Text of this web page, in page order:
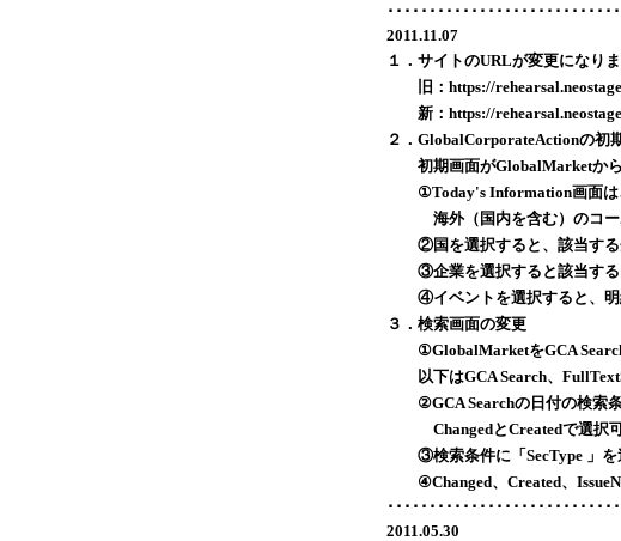
･･････････････････････････
2011.11.07
１．サイトのURLが変更になりま
旧：https://
新：https://
２．GlobalCorporateActionの初
初期画面がGlobalMarketから
①Today's Information画面は
海外（国内を含む）のコーポ
②国を選択すると、該当する
③企業を選択すると該当する
④イベントを選択すると、明
３．検索画面の変更
①GlobalMarketをGCA Search
以下はGCA Search、
②GCA Searchの日付の検索条
ChangedとCreatedで選択可
③検索条件に「SecType 」を
④Changed、Created、
･･････････････････････････
2011.05.30